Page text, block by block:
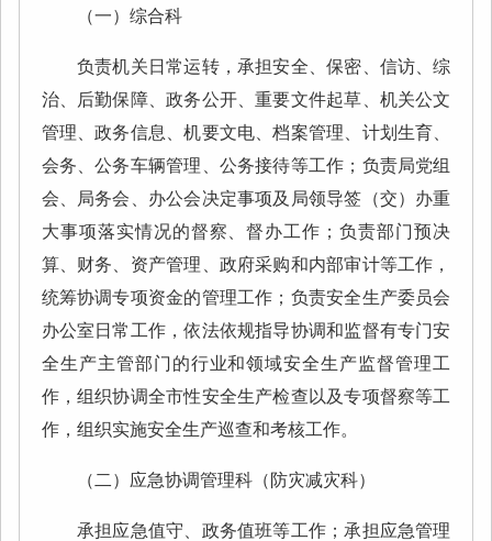
（一）综合科
负责机关日常运转，承担安全、保密、信访、综
治、后勤保障、政务公开、重要文件起草、机关公文
管理、政务信息、机要文电、档案管理、计划生育、
会务、公务车辆管理、公务接待等工作；负责局党组
会、局务会、办公会决定事项及局领导签（交）办重
大事项落实情况的督察、督办工作；负责部门预决
算、财务、资产管理、政府采购和内部审计等工作，
统筹协调专项资金的管理工作；负责安全生产委员会
办公室日常工作，依法依规指导协调和监督有专门安
全生产主管部门的行业和领域安全生产监督管理工
作，组织协调全市性安全生产检查以及专项督察等工
作，组织实施安全生产巡查和考核工作。
（二）应急协调管理科（防灾减灾科）
承担应急值守、政务值班等工作；承担应急管理